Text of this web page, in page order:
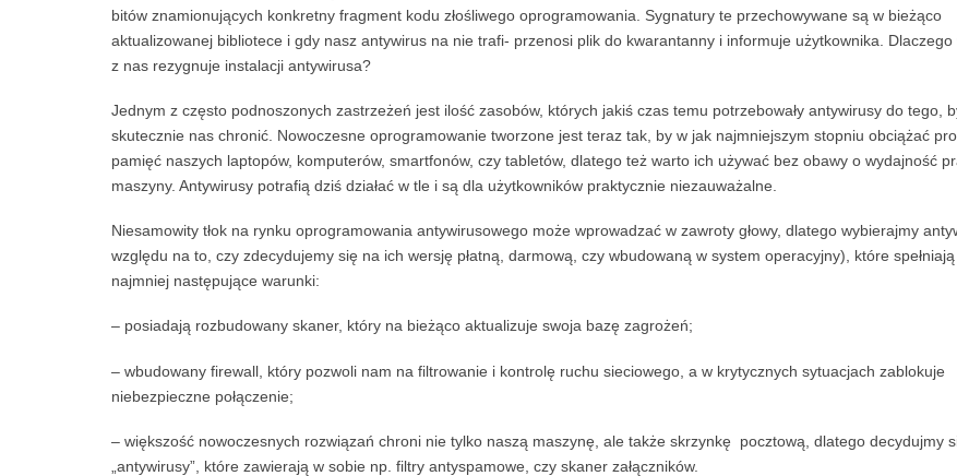
bitów znamionujących konkretny fragment kodu złośliwego oprogramowania. Sygnatury te przechowywane są w bieżąco
aktualizowanej bibliotece i gdy nasz antywirus na nie trafi- przenosi plik do kwarantanny i informuje użytkownika. Dlaczego
z nas rezygnuje instalacji antywirusa?
Jednym z często podnoszonych zastrzeżeń jest ilość zasobów, których jakiś czas temu potrzebowały antywirusy do tego,
skutecznie nas chronić. Nowoczesne oprogramowanie tworzone jest teraz tak, by w jak najmniejszym stopniu obciążać
pamięć naszych laptopów, komputerów, smartfonów, czy tabletów, dlatego też warto ich używać bez obawy o wydajność
maszyny. Antywirusy potrafią dziś działać w tle i są dla użytkowników praktycznie niezauważalne.
Niesamowity tłok na rynku oprogramowania antywirusowego może wprowadzać w zawroty głowy, dlatego wybierajmy
względu na to, czy zdecydujemy się na ich wersję płatną, darmową, czy wbudowaną w system operacyjny), które
najmniej następujące warunki:
– posiadają rozbudowany skaner, który na bieżąco aktualizuje swoja bazę zagrożeń;
– wbudowany firewall, który pozwoli nam na filtrowanie i kontrolę ruchu sieciowego, a w krytycznych sytuacjach zablokuje
niebezpieczne połączenie;
– większość nowoczesnych rozwiązań chroni nie tylko naszą maszynę, ale także skrzynkę pocztową, dlatego decydujmy
„antywirusy”, które zawierają w sobie np. filtry antyspamowe, czy skaner załączników.